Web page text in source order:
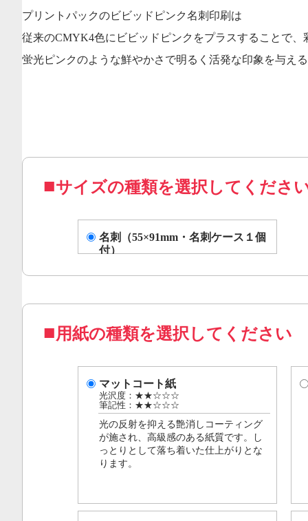
プリントパックのビビッドピンク名刺印刷は
従来のCMYK4色にビビッドピンクをプラスすることで
蛍光ピンクのような鮮やかさで明るく活発な印象を与え
サイズの種類を選択してくださ
名刺（55×91mm・名刺ケース１個
付）
用紙の種類を選択してください
光沢度：★★☆☆☆
筆記性：★★☆☆☆
マットコート紙
光の反射を抑える艶消しコーティング
が施され、高級感のある紙質です。し
っとりとして落ち着いた仕上がりとな
ります。